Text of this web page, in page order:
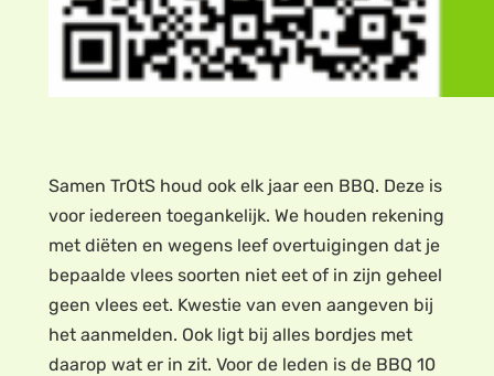
Samen TrOtS houd ook elk jaar een BBQ. Deze is
voor iedereen toegankelijk. We houden rekening
met diëten en wegens leef overtuigingen dat je
bepaalde vlees soorten niet eet of in zijn geheel
geen vlees eet. Kwestie van even aangeven bij
het aanmelden. Ook ligt bij alles bordjes met
daarop wat er in zit. Voor de leden is de BBQ 10